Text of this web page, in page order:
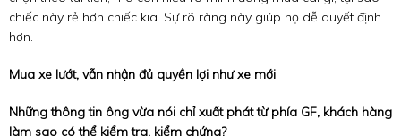
chiếc này rẻ hơn chiếc kia. Sự rõ ràng này giúp họ dễ quyết định
hơn.
Mua xe lướt, vẫn nhận đủ quyền lợi như xe mới
Những thông tin ông vừa nói chỉ xuất phát từ phía GF, khách hàng
làm sao có thể kiểm tra, kiểm chứng?